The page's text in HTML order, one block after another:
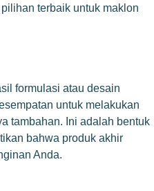
terbaik untuk maklon
formulasi atau desain
untuk melakukan
tambahan. Ini adalah bentuk
bahwa produk akhir
Anda.